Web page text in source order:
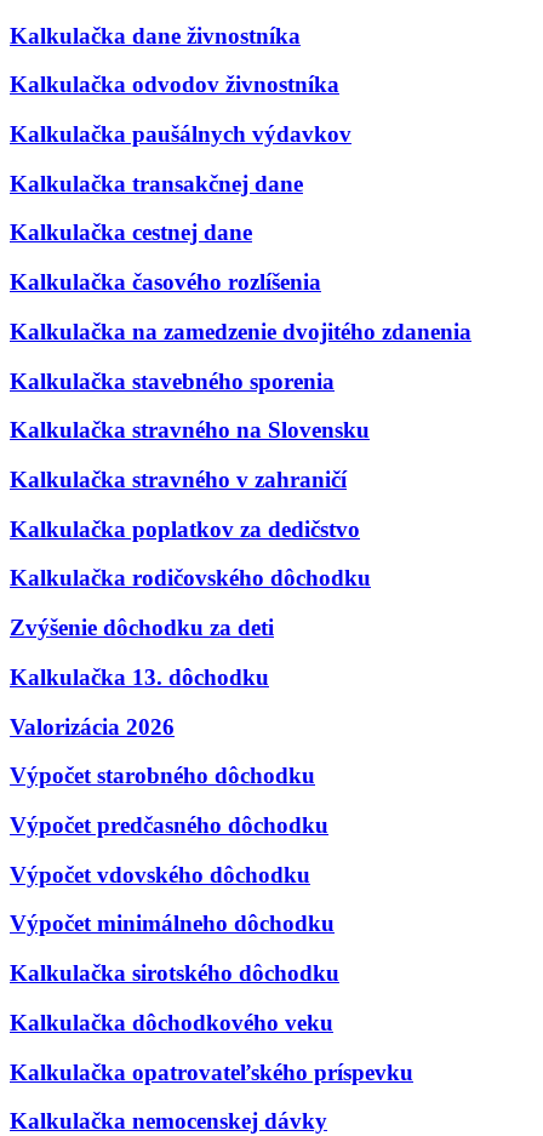
Kalkulačka dane živnostníka
Kalkulačka odvodov živnostníka
Kalkulačka paušálnych výdavkov
Kalkulačka transakčnej dane
Kalkulačka cestnej dane
Kalkulačka časového rozlíšenia
Kalkulačka na zamedzenie dvojitého zdanenia
Kalkulačka stavebného sporenia
Kalkulačka stravného na Slovensku
Kalkulačka stravného v zahraničí
Kalkulačka poplatkov za dedičstvo
Kalkulačka rodičovského dôchodku
Zvýšenie dôchodku za deti
Kalkulačka 13. dôchodku
Valorizácia 2026
Výpočet starobného dôchodku
Výpočet predčasného dôchodku
Výpočet vdovského dôchodku
Výpočet minimálneho dôchodku
Kalkulačka sirotského dôchodku
Kalkulačka dôchodkového veku
Kalkulačka opatrovateľského príspevku
Kalkulačka nemocenskej dávky